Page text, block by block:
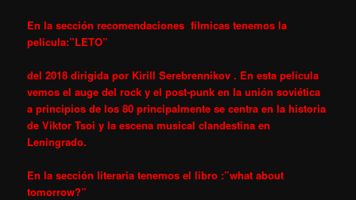
En la sección recomendaciones fílmicas tenemos la
pelicula:”LETO”
del 2018 dirigida por Kirill Serebrennikov . En esta pelicula
vemos el auge del rock y el post-punk en la unión soviética
a principios de los 80 principalmente se centra en la historia
de Viktor Tsoi y la escena musical clandestina en
Leningrado.
En la sección literaria tenemos el libro :”what about
tomorrow?”